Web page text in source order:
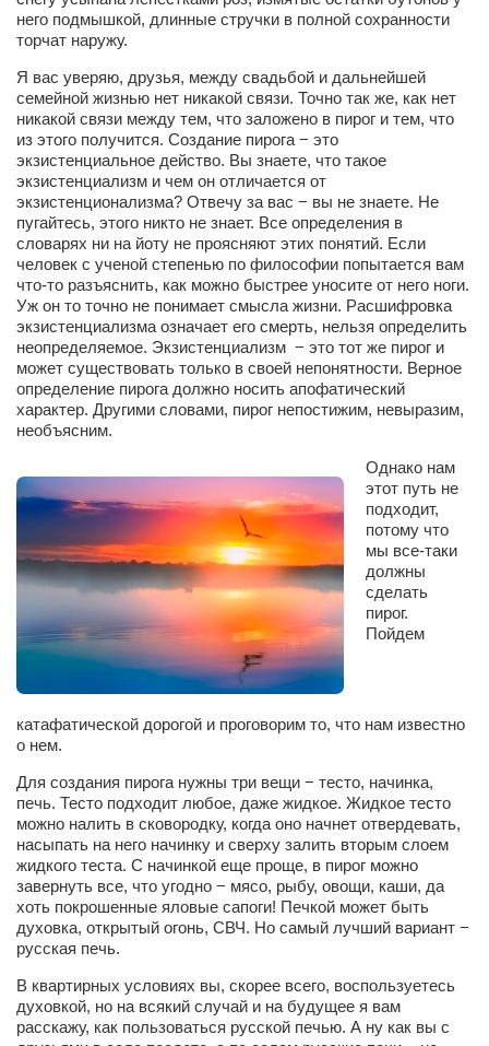
Писатели
Поэты
Режиссёры
Художники
Надія Белокур
Анна Гидора
Леонтий Костур
Римма Миленкова
Ирина Проценко
Александр Садовский
Сергей Степанов
Анна Черненко
Гостиная
Он и Она
Конкурсы
Фестиваль. Конкурс «Колибри» 2017
Конкурс «Колибри» 2016
Конкурс «Колибри» 2015
Литературный конкурс «Я люблю Украину»
Конкурс «Колибри — детям!» 2014
Конкурс «Колибри» 2013
Интервью
Афиша
Афиша Киев
О нас
него подмышкой, длинные стручки в полной сохранности
торчат наружу.
Я вас уверяю, друзья, между свадьбой и дальнейшей
семейной жизнью нет никакой связи. Точно так же, как нет
никакой связи между тем, что заложено в пирог и тем, что
из этого получится. Создание пирога − это
экзистенциальное действо. Вы знаете, что такое
экзистенциализм и чем он отличается от
экзистенционализма? Отвечу за вас − вы не знаете. Не
пугайтесь, этого никто не знает. Все определения в
словарях ни на йоту не проясняют этих понятий. Если
человек с ученой степенью по философии попытается вам
что-то разъяснить, как можно быстрее уносите от него ноги.
Уж он то точно не понимает смысла жизни. Расшифровка
экзистенциализма означает его смерть, нельзя определить
неопределяемое. Экзистенциализм − это тот же пирог и
может существовать только в своей непонятности. Верное
определение пирога должно носить апофатический
характер. Другими словами, пирог непостижим, невыразим,
необъясним.
Однако нам
этот путь не
подходит,
потому что
мы все-таки
должны
сделать
пирог.
Пойдем
катафатической дорогой и проговорим то, что нам известно
о нем.
Для создания пирога нужны три вещи − тесто, начинка,
печь. Тесто подходит любое, даже жидкое. Жидкое тесто
можно налить в сковородку, когда оно начнет отвердевать,
насыпать на него начинку и сверху залить вторым слоем
жидкого теста. С начинкой еще проще, в пирог можно
завернуть все, что угодно − мясо, рыбу, овощи, каши, да
хоть покрошенные яловые сапоги! Печкой может быть
духовка, открытый огонь, СВЧ. Но самый лучший вариант −
русская печь.
В квартирных условиях вы, скорее всего, воспользуетесь
духовкой, но на всякий случай и на будущее я вам
расскажу, как пользоваться русской печью. А ну как вы с